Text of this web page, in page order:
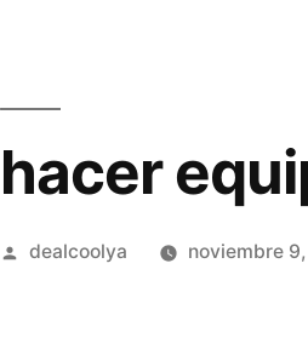
hacer
Publicado
dealcoolya noviembre